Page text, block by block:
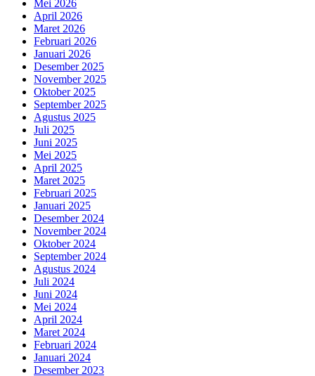
Mei 2026
April 2026
Maret 2026
Februari 2026
Januari 2026
Desember 2025
November 2025
Oktober 2025
September 2025
Agustus 2025
Juli 2025
Juni 2025
Mei 2025
April 2025
Maret 2025
Februari 2025
Januari 2025
Desember 2024
November 2024
Oktober 2024
September 2024
Agustus 2024
Juli 2024
Juni 2024
Mei 2024
April 2024
Maret 2024
Februari 2024
Januari 2024
Desember 2023